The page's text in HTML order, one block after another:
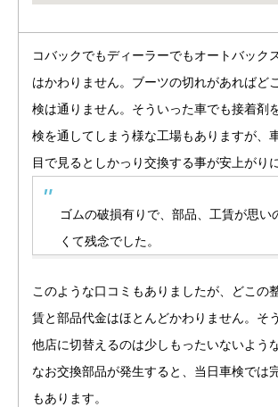
コバックでもディーラーでもオートバック
はかわりません。ブーツの切れがあればど
検は通りません。そういった車でも接着剤
検を通してしまう様な工場もありますが、
目で見るとしかっり交換する事が安上がり
ゴムの破損有りで、部品、工賃が思い
くて残念でした。
このような口コミもありましたが、どこの
賃と部品代金はほとんどかわりません。そ
他店に切替えるのは少しもったいないよう
なお交換部品が発生すると、当日車検では
もあります。